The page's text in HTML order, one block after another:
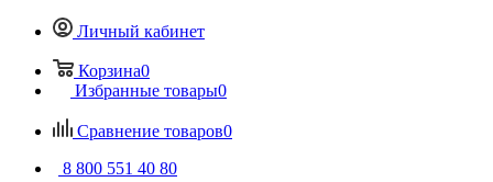
Личный кабинет
Корзина0
Избранные товары0
Сравнение товаров0
8 800 551 40 80